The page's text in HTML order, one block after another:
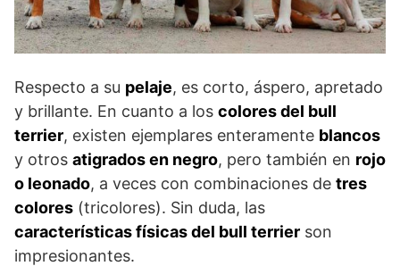
Respecto a su pelaje, es corto, áspero, apretado
y brillante. En cuanto a los colores del bull
terrier, existen ejemplares enteramente blancos
y otros atigrados en negro, pero también en rojo
o leonado, a veces con combinaciones de tres
colores (tricolores). Sin duda, las
características físicas del bull terrier son
impresionantes.